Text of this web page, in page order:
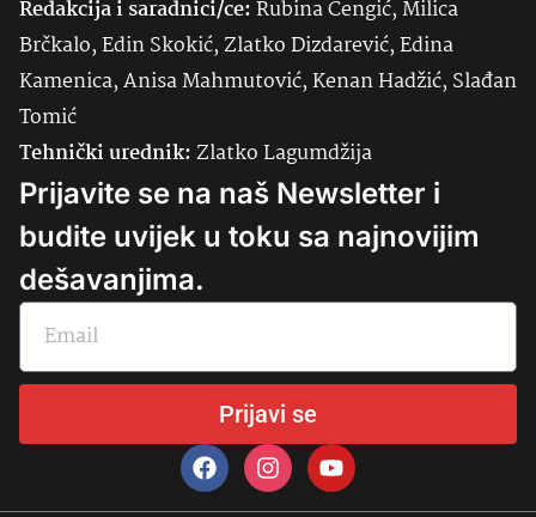
Redakcija i saradnici/ce:Rubina Čengić, Milica
Brčkalo, Edin Skokić, Zlatko Dizdarević, Edina
Kamenica, Anisa Mahmutović, Kenan Hadžić, Slađan
Tomić
Tehnički urednik:Zlatko Lagumdžija
Prijavite se na naš Newsletter i
budite uvijek u toku sa najnovijim
dešavanjima.
Prijavi se